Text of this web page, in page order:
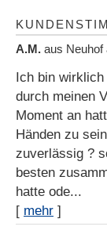
A.M. aus Neuhof
Ich bin
durch meinen
Moment an
Händen zu
zuverlässig ?
besten
hatte ode...
[ mehr ]